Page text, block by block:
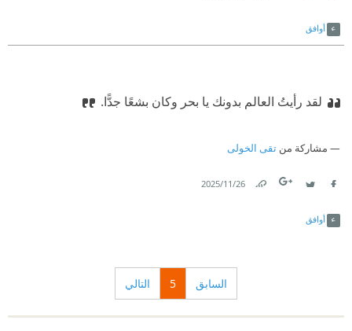
أوافق
لقد رأيتُ العالم بدونك يا بحر وكان بشعًا جدًّا.
مشاركة من تقى الخولى
26‏/11‏/2025
أوافق
السابق 5 التالي